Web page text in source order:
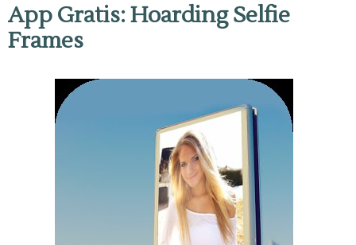
App Gratis: Hoarding Selfie
Frames